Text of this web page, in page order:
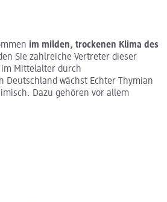
im milden, trockenen Klima des
Sie zahlreiche Vertreter dieser
im Mittelalter durch
wächst Echter Thymian
Dazu gehören vor allem